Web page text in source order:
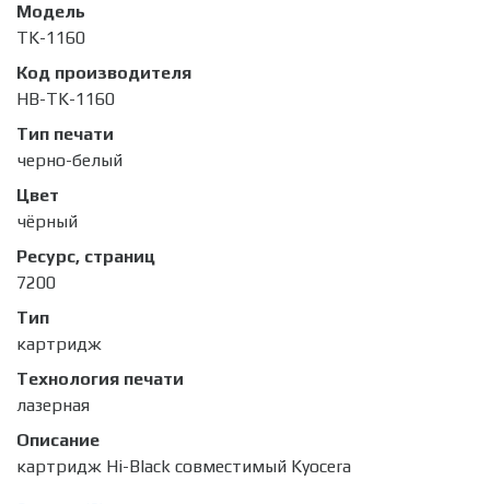
Модель
TK-1160
Код производителя
HB-TK-1160
Тип печати
черно-белый
Цвет
чёрный
Ресурс, страниц
7200
Тип
картридж
Технология печати
лазерная
Описание
картридж Hi-Black совместимый Kyocera